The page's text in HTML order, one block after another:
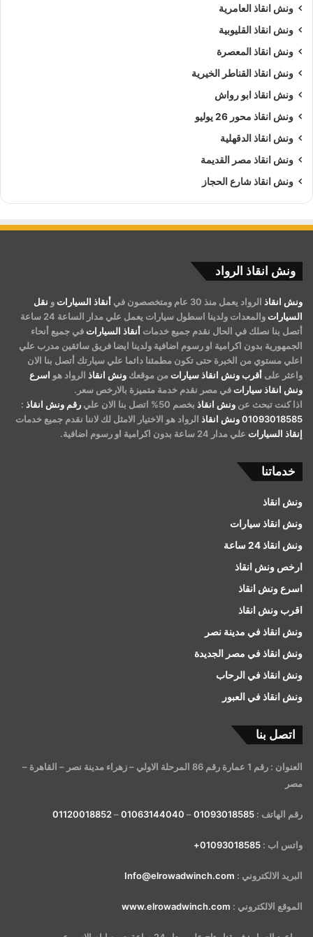
ونش انقاذ العامرية
ونش انقاذ القليوبية
ونش انقاذ المعصرة
ونش انقاذ القناطر الخيرية
ونش انقاذ ابو رواش
ونش انقاذ محور 26 يوليو
ونش انقاذ الدقهلية
ونش انقاذ مصر القديمة
ونش انقاذ شارع الحجاز
ونش انقاذ الرواد
ونش انقاذ الرواد يعمل منذ 30 عام ومتخصصون في أنقاذ السيارات و نقل
السيارات
والمعدات ولدينا اسطول سيارات يعمل علي مدار الساعة 24 ساعة
أتصل بنا نصلك في الحال نقدم جميع خدمات أنقاذ السيارات في جميع أنحاء
الجمهورية بدون اكرامية او رسوم اضافية ولدينا ايضا فريق سائقين مدرب علي
اعلي مستوي من الخبرة حتى تكون مطمئنا دائما علي سيارتك أتصل بنا الان
واعثر على أقرب ونش انقاذ سيارات من موقعك ونش انقاذ الرواد هو اسرع
ونش انقاذ سيارات في مصر نقدم خدمة متميزة بالارخص سعر.
اذا كنت تبحث عن ونش انقاذ بخصم 50% اتصل بنا الان علي رقم ونش انقاذ :
01093018585ونش انقاذ الرواد هو الاختيار الامثل لك لاننا نقدم جميع خدمات
إنقاذ السيارات علي مدار 24 ساعة بدون اكرامية او رسوم اضافية.
خدماتنا
ونش انقاذ
ونش انقاذ سيارات
ونش انقاذ 24 ساعة
ارخص ونش انقاذ
اسرع ونش انقاذ
اقرب ونش انقاذ
ونش انقاذ في مدينة نصر
ونش انقاذ في مصر الجديدة
ونش انقاذ في الرحاب
ونش انقاذ في العبور
اتصل بنا
العنوان : رقم 1 عمارة رقم 86 المرحلة الاولي – زهراء مدينة نصر – القاهرة –
مصر
رقم الهاتف : 01093018585
–
01063144040
–
01120018852
واتس اب : 01093018585+
البريد الالكتروني : Info@elrowadwinch.com
الموقع الالكتروني : www.elrowadwinch.com